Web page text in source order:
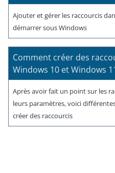
Ajouter et gérer les raccourcis
démarrer sous Windows
Comment créer des
Windows 10 et Windows
Après avoir fait un point sur les
leurs paramètres, voici
créer des raccourcis